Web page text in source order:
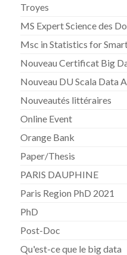
Troyes
MS Expert Science des
Msc in Statistics for
Nouveau Certificat Big
Nouveau DU Scala Data
Nouveautés littéraires
Online Event
Orange Bank
Paper/Thesis
PARIS DAUPHINE
Paris Region PhD 2021
PhD
Post-Doc
Qu'est-ce que le big data